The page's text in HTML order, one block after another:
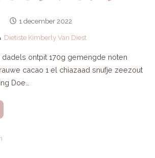
1 december 2022
Dietiste Kimberly Van Diest
dadels ontpit 170g gemengde noten
cacao 1 el chiazaad snufje zeezout
Doe…